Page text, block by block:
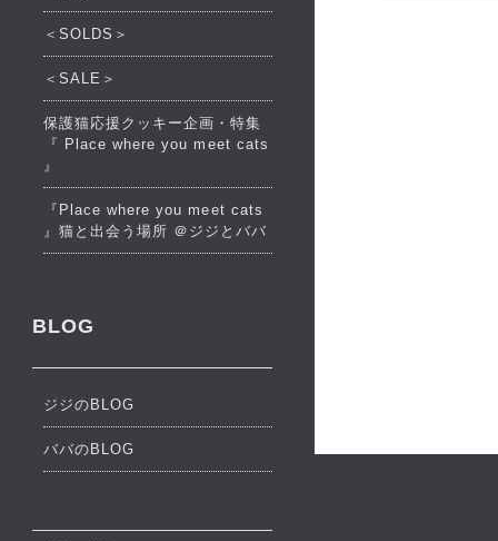
＜SOLDS＞
＜SALE＞
保護猫応援クッキー企画・特集
『 Place where you meet cats
』
『Place where you meet cats
』猫と出会う場所 ＠ジジとババ
BLOG
ジジのBLOG
ババのBLOG